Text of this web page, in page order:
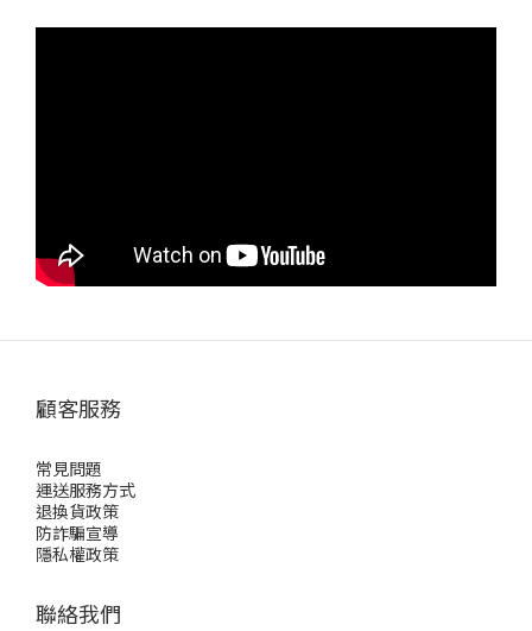
顧客服務
常見問題
運送服務方式
退換貨政策
防詐騙宣導
隱私權政策
聯絡我們